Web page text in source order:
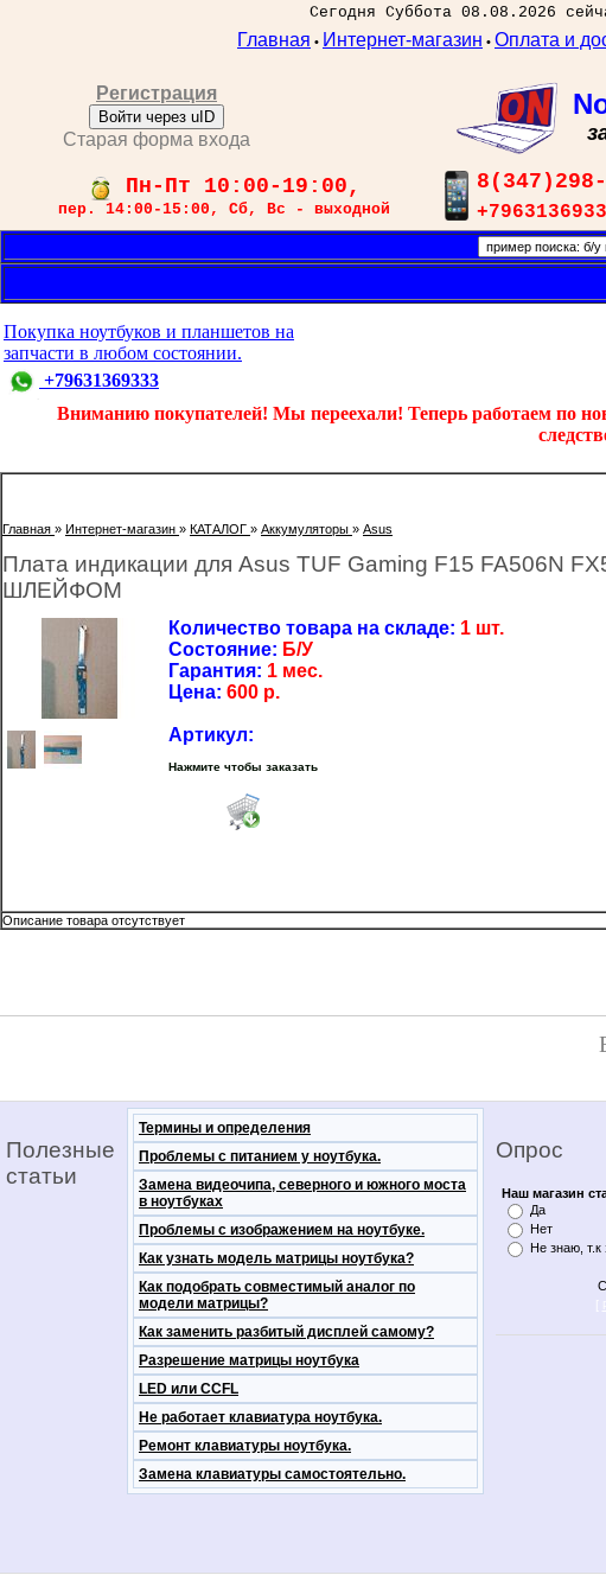
Сегодня Суббота 08.08.2026
Главная • Интернет-магазин • Оплата и
Регистрация
Войти через uID
Старая форма входа
Пн-Пт 10:00-19:00,
пер. 14:00-15:00, Сб, Вс - выходной
Покупка ноутбуков и планшетов на
запчасти в любом состоянии.
+79631369333
Вниманию покупателей! Мы переехали! Теперь работаем по
Главная » Интернет-магазин » КАТАЛОГ » Аккумуляторы » Asus
Плата индикации для Asus TUF Gaming F15
ШЛЕЙФОМ
Количество товара на складе: 1 шт.
Состояние: Б/У
Гарантия: 1 мес.
Цена: 600 р.
Артикул:
Нажмите чтобы заказать
Описание товара отсутствует
Полезные
статьи
Термины и определения
Проблемы с питанием у ноутбука.
Замена видеочипа, северного и южного моста
в ноутбуках
Проблемы с изображением на ноутбуке.
Как узнать модель матрицы ноутбука?
Как подобрать совместимый аналог по
модели матрицы?
Как заменить разбитый дисплей самому?
Разрешение матрицы ноутбука
LED или CCFL
Не работает клавиатура ноутбука.
Ремонт клавиатуры ноутбука.
Замена клавиатуры самостоятельно.
Опрос
Наш магазин
Да
Нет
Не знаю, т.к